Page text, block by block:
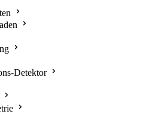
Detektor